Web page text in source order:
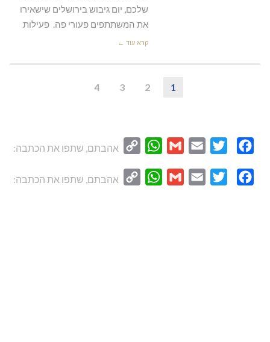
שלכם, יום גיבוש בירושלים שישאירו
את המשתתפים פעורי פה. פעילות
קרא עוד ←
1
2
3
4
Facebook
Twitter
Email
Gmail
WhatsApp
Copy
אהבתם, שתפו את הכתבה:
Facebook
Twitter
Email
Gmail
WhatsApp
Copy
אהבתם, שתפו את הכתבה: